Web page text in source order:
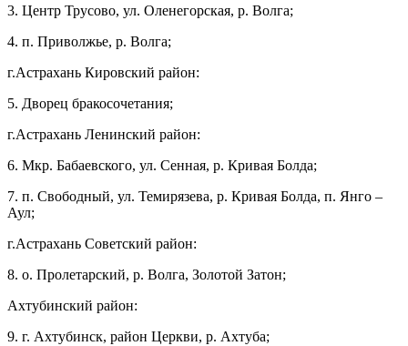
3. Центр Трусово, ул. Оленегорская, р. Волга;
4. п. Приволжье, р. Волга;
г.Астрахань Кировский район:
5. Дворец бракосочетания;
г.Астрахань Ленинский район:
6. Мкр. Бабаевского, ул. Сенная, р. Кривая Болда;
7. п. Свободный, ул. Темирязева, р. Кривая Болда, п. Янго –
Аул;
г.Астрахань Советский район:
8. о. Пролетарский, р. Волга, Золотой Затон;
Ахтубинский район:
9. г. Ахтубинск, район Церкви, р. Ахтуба;